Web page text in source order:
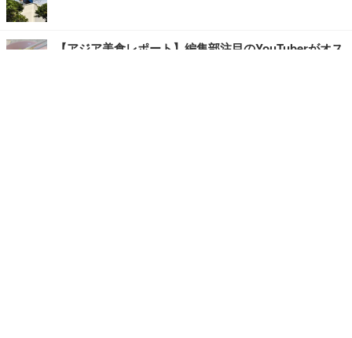
【アジア美食レポート】編集部注目のYouTuberがオス